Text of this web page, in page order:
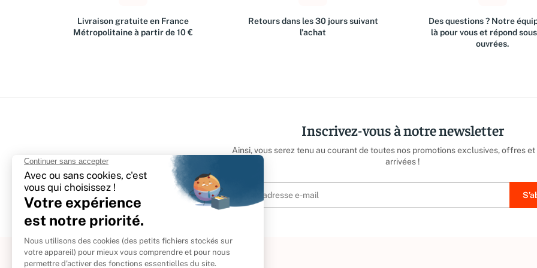
Livraison gratuite en France
Métropolitaine à partir de 10 €
Retours dans les 30 jours suivant
l'achat
Des questions ? Notre
là pour vous et répond
ouvrées.
Inscrivez-vous à notre newsletter
Ainsi, vous serez tenu au courant de toutes nos promotions exclusives, offres
arrivées !